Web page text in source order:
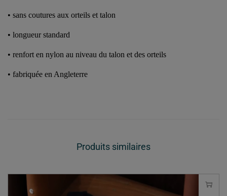
• sans coutures aux orteils et talon
• longueur standard
• renfort en nylon au niveau du talon et des orteils
• fabriquée en Angleterre
Produits similaires